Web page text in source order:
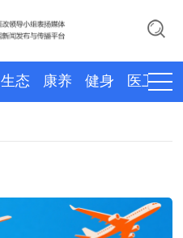
生态 康养 健身 医卫